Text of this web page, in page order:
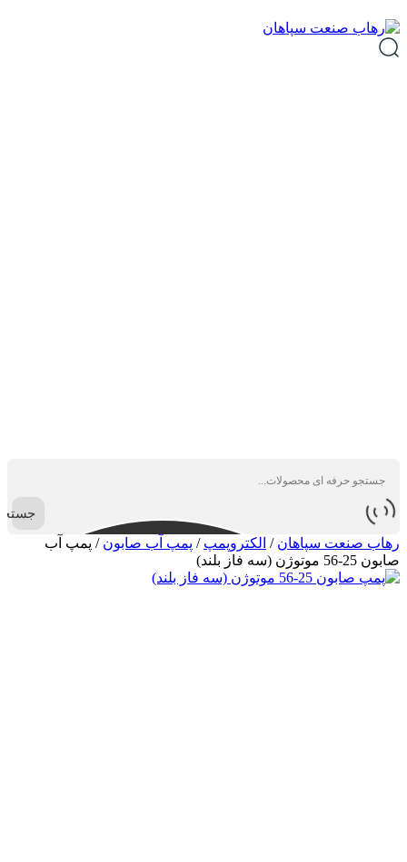
رهاب صنعت سپاهان / الکتروپمپ / پمپ آب صابون / پمپ آب
صابون 25-56 موتوژن (سه فاز بلند)